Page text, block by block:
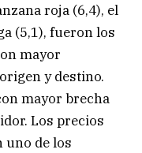
roja (6,4), el
(5,1), fueron los
mayor
y destino.
mayor brecha
Los precios
uno de los